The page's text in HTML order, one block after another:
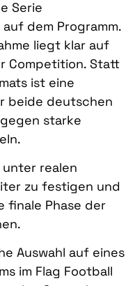
Serie
dem Programm.
liegt klar auf
Competition. Statt
ist eine
beide deutschen
starke
realen
zu festigen und
finale Phase der
Auswahl auf eines
im Flag Football